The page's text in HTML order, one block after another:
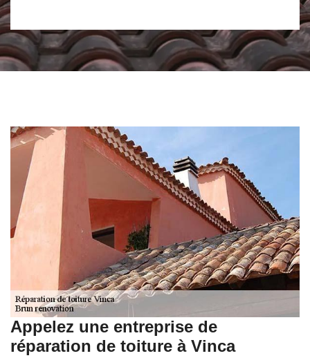
Appelez une entreprise de
réparation de toiture à Vinca